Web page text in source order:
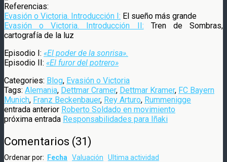
Referencias:
Evasión o Victoria. Introducción I: El sueño más grande
Evasión o Victoria. Introducción II: Tren de Sombras,
cartografía de la luz
Episodio I: «El poder de la sonrisa».
Episodio II: «El furor del potrero»
Categories: Blog, Evasión o Victoria
Tags: Alemania, Dettmar Cramer, Dettmar Kramer, FC Bayern
Munich, Franz Beckenbauer, Rey Arturo, Rummenigge
entrada anterior Roberto Soldado en movimiento
próxima entrada Responsabilidades para Iñaki
Comentarios (31)
Ordenar por: Fecha Valuación Ultima actividad